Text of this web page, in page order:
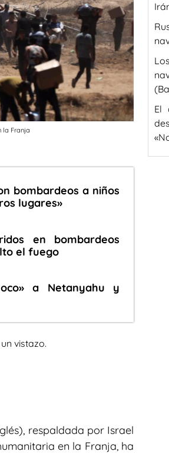
la Franja
bombardeos a niños
lugares»
en bombardeos
el fuego
a Netanyahu y
vistazo.
respaldada por Israel
en la Franja, ha
El